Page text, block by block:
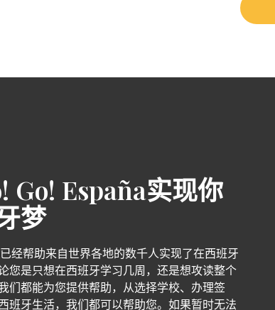
Go! España实现你
梦
经帮助来自世界各地的数千人实现了在西班牙
您是只想在西班牙学习几周，还是想攻读整个
们都能为您提供帮助，从选择学校、办理签
班牙生活，我们都可以帮助您。如果暂时无法